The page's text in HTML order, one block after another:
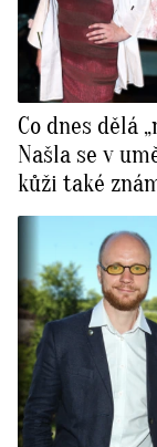
Co dnes dělá
Našla se v
kůži také